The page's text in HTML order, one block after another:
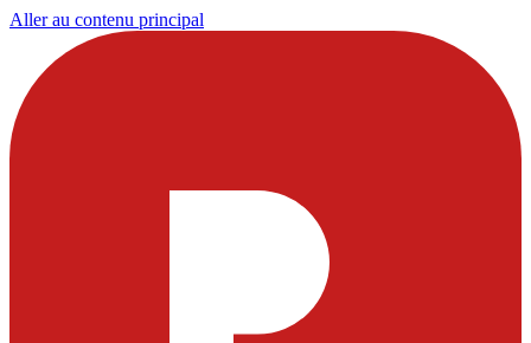
Aller au contenu principal